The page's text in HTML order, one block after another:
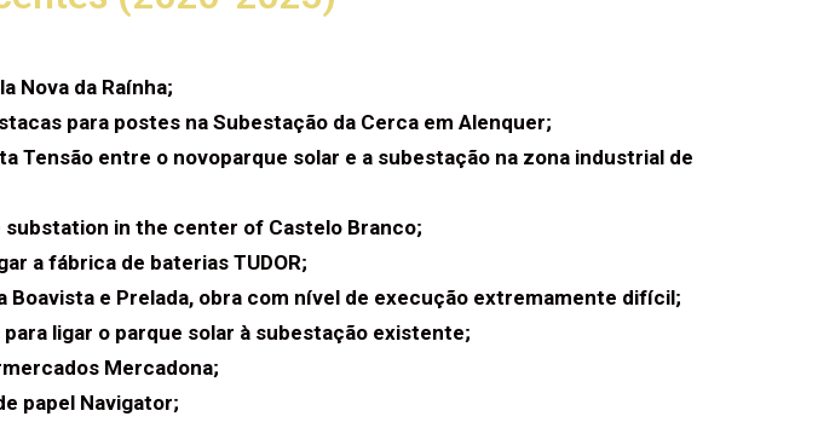
Nova da Raínha;
para postes na Subestação da Cerca em Alenquer;
Tensão entre o novoparque solar e a subestação na zona industrial de
in the center of Castelo Branco;
a fábrica de baterias TUDOR;
e Prelada, obra com nível de execução extremamente difícil;
ligar o parque solar à subestação existente;
Mercadona;
papel Navigator;